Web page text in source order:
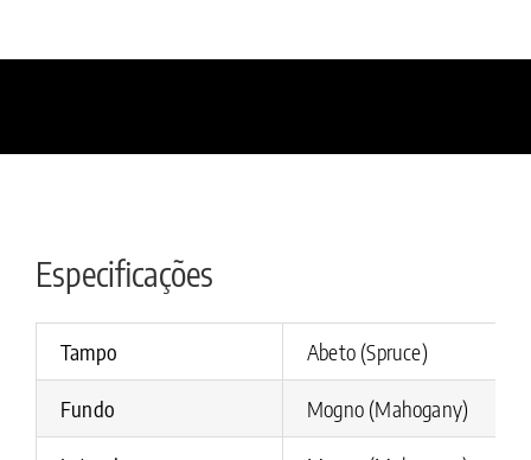
Especificações
Tampo Abeto (Spruce)
Fundo Mogno (Mahogany)